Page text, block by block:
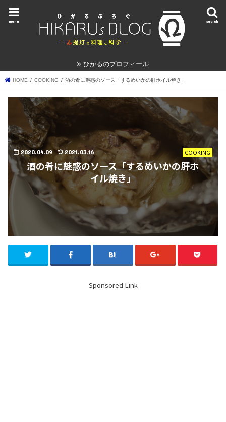
search
menu
ひかるのプロフィール
HOME COOKING 酒の肴に魅惑のソース「するめいかの肝ホイル焼き」
COOKING
2020.04.09 2021.03.16
酒の肴に魅惑のソース「するめいかの肝ホ
イル焼き」
Sponsored Link